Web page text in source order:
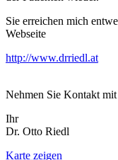
Sie erreichen mich
Webseite
http://www.drriedl.at
Nehmen Sie Kontakt
Ihr
Dr. Otto Riedl
Karte zeigen